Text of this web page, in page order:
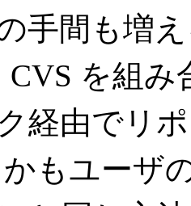
手間も増
CVS を組
経由でリ
もユーザ